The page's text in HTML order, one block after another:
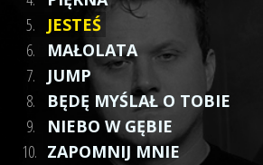
5.
JESTEŚ
6.
MAŁOLATA
7.
JUMP
8.
BĘDĘ MYŚLAŁ O TOBIE
9.
NIEBO W GĘBIE
10. ZAPOMNIJ MNIE